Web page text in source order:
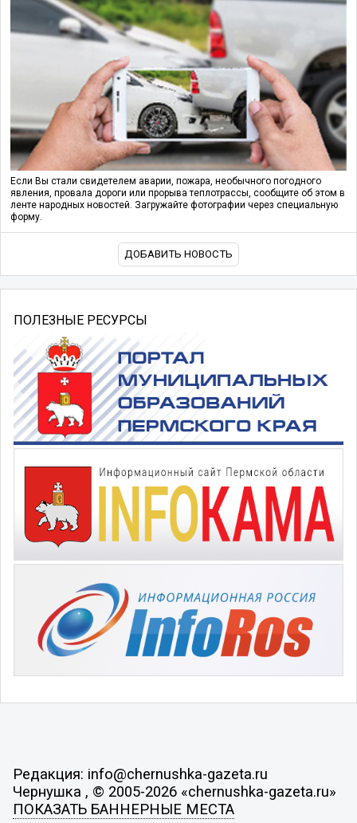
Если Вы стали свидетелем аварии, пожара, необычного погодного
явления, провала дороги или прорыва теплотрассы, сообщите об этом в
ленте народных новостей. Загружайте фотографии через специальную
форму.
ДОБАВИТЬ НОВОСТЬ
ПОЛЕЗНЫЕ РЕСУРСЫ
Редакция: info@chernushka-gazeta.ru
Чернушка , © 2005-2026 «chernushka-gazeta.ru»
ПОКАЗАТЬ БАННЕРНЫЕ МЕСТА